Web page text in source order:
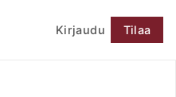
Kirjaudu Tilaa
Seuraa